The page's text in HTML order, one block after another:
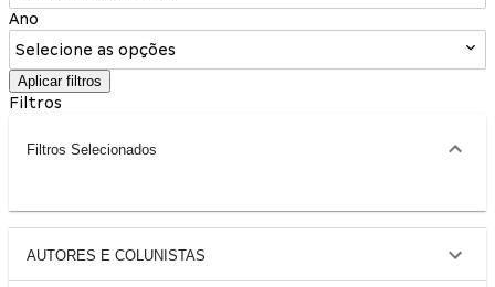
Ano
Selecione as opções
Aplicar filtros
Filtros
Filtros Selecionados
AUTORES E COLUNISTAS